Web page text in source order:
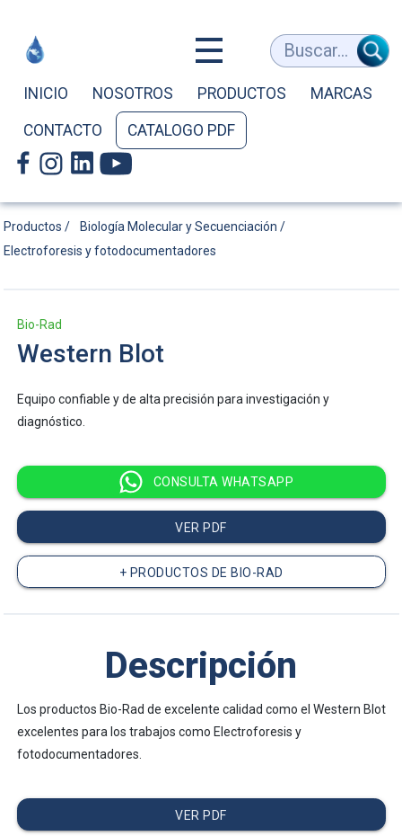
Western
Blot
Bio-
Rad
Buscar...
INICIO NOSOTROS PRODUCTOS MARCAS
CONTACTO CATALOGO PDF
Productos /
Biología Molecular y Secuenciación /
Electroforesis y fotodocumentadores
Bio-Rad
Western Blot
Equipo confiable y de alta precisión para investigación y
diagnóstico.
CONSULTA WHATSAPP
VER PDF
+ PRODUCTOS DE BIO-RAD
Descripción
Los productos Bio-Rad de excelente calidad como el Western Blot
excelentes para los trabajos como Electroforesis y
fotodocumentadores.
VER PDF